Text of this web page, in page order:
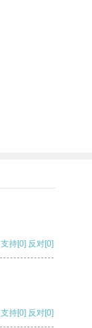
支持[0] 反对[0]
支持[0] 反对[0]